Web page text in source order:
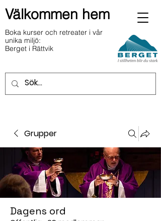
Välkommen hem
Boka kurser och retreater i vår
unika miljö:
Berget i Rättvik
Grupper
Dagens ord